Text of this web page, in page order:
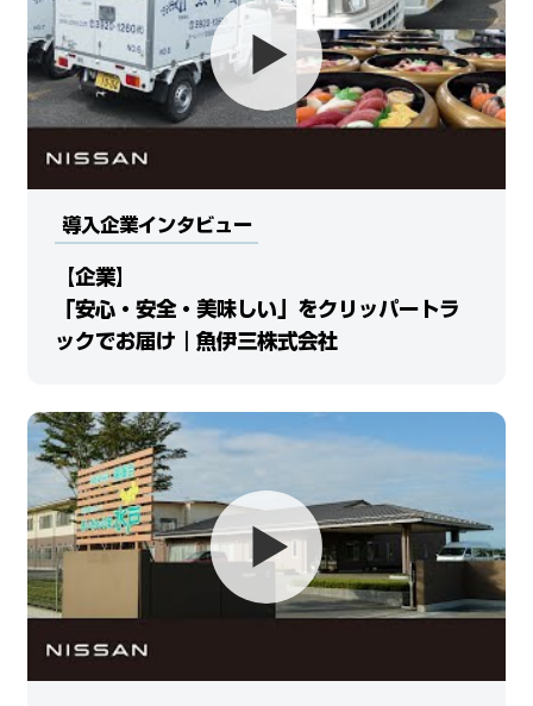
導入企業インタビュー
【企業】
「安心・安全・美味しい」をクリッパートラ
ックでお届け｜魚伊三株式会社